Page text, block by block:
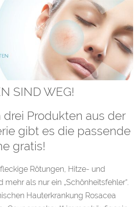
SIND WEG!
drei Produkten aus der
gibt es die passende
gratis!
Rötungen, Hitze- und
als nur ein „Schönheitsfehler“.
Hauterkrankung Rosacea